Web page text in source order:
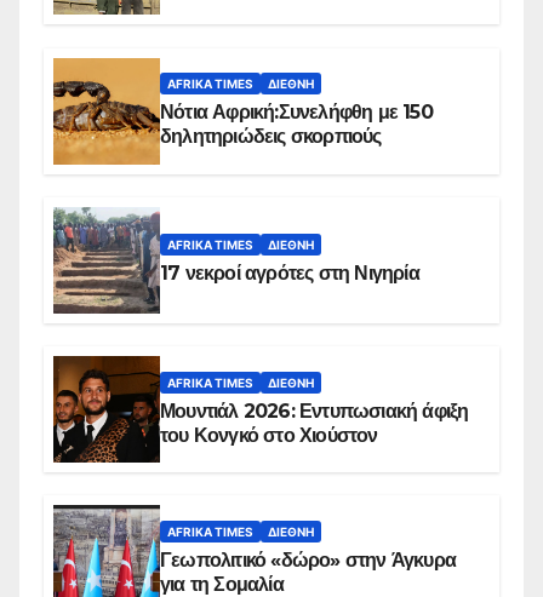
AFRIKA TIMES ΔΙΕΘΝΉ
Νότια Αφρική:Συνελήφθη με 150
δηλητηριώδεις σκορπιούς
AFRIKA TIMES ΔΙΕΘΝΉ
17 νεκροί αγρότες στη Νιγηρία
AFRIKA TIMES ΔΙΕΘΝΉ
Μουντιάλ 2026: Εντυπωσιακή άφιξη
του Κονγκό στο Χιούστον
AFRIKA TIMES ΔΙΕΘΝΉ
Γεωπολιτικό «δώρο» στην Άγκυρα
για τη Σομαλία